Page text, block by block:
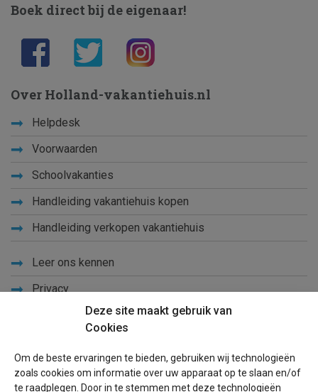
Deze site maakt gebruik van
Cookies
Om de beste ervaringen te bieden, gebruiken wij technologieën
zoals cookies om informatie over uw apparaat op te slaan en/of
te raadplegen. Door in te stemmen met deze technologieën
Boek direct bij de eigenaar!
Over Holland-vakantiehuis.nl
Helpdesk
Voorwaarden
Schoolvakanties
Handleiding vakantiehuis kopen
Handleiding verkopen vakantiehuis
Leer ons kennen
Privacy
Blog